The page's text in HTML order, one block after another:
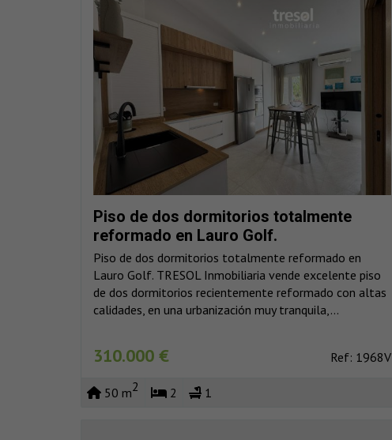
Piso de dos dormitorios totalmente
reformado en Lauro Golf.
Piso de dos dormitorios totalmente reformado en
Lauro Golf. TRESOL Inmobiliaria vende excelente piso
de dos dormitorios recientemente reformado con altas
calidades, en una urbanización muy tranquila,...
310.000 € Ref: 1968V
50 m2 2 1